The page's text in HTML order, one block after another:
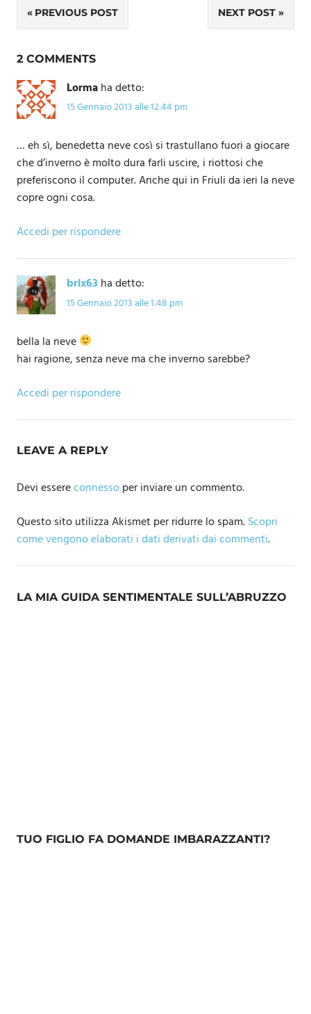
Navigazione
articoli
PREVIOUS POST NEXT POST
2 COMMENTS
Lormaha detto:
15 Gennaio 2013 alle 12:44 pm
… eh sì, benedetta neve così si trastullano fuori a giocare
che d’inverno è molto dura farli uscire, i riottosi che
preferiscono il computer. Anche qui in Friuli da ieri la neve
copre ogni cosa.
Accedi per rispondere
brix63 ha detto:
15 Gennaio 2013 alle 1:48 pm
bella la neve
hai ragione, senza neve ma che inverno sarebbe?
Accedi per rispondere
LEAVE A REPLY
Devi essereconnessoper inviare un commento.
Questo sito utilizza Akismet per ridurre lo spam.Scopri
come vengono elaborati i dati derivati dai commenti.
LA MIA GUIDA SENTIMENTALE SULL’ABRUZZO
TUO FIGLIO FA DOMANDE IMBARAZZANTI?